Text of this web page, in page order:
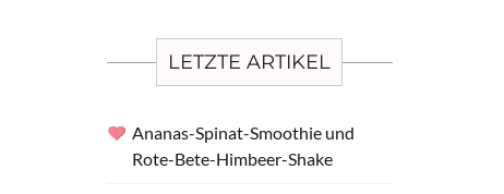
LETZTE ARTIKEL
Ananas-Spinat-Smoothie und
Rote-Bete-Himbeer-Shake